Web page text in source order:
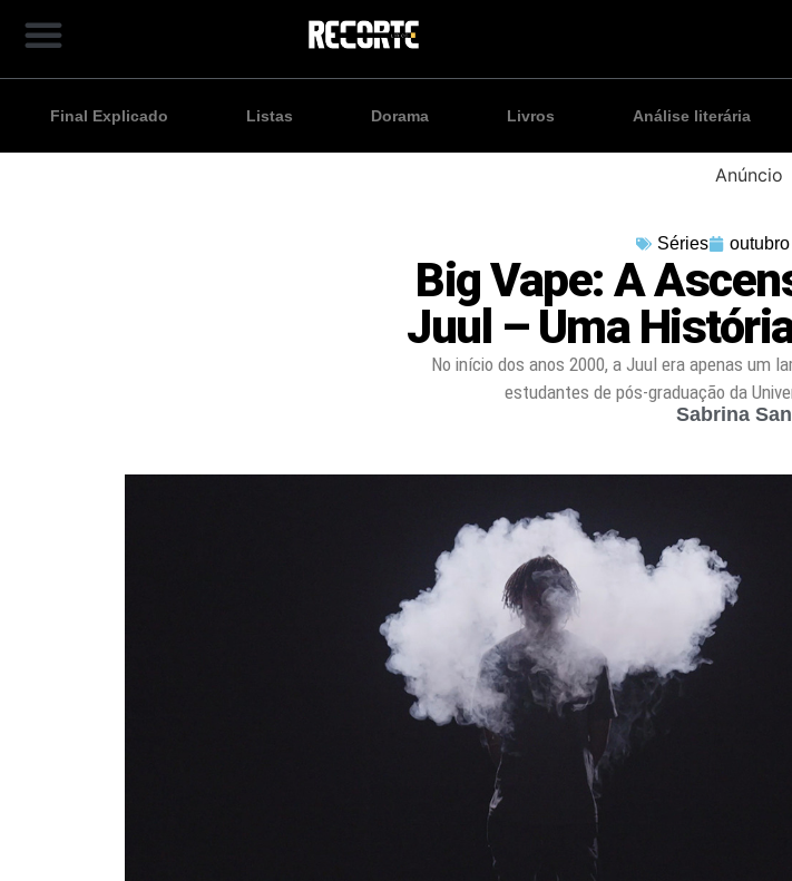
Final Explicado Listas Dorama Livros Análise literária
Anúncio
Séries
Big Vape: A
Juul – Uma
No início dos anos 2000, a Juul era apenas um
estudantes de pós-graduação da
Sabrina